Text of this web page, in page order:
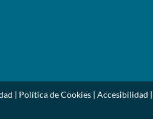
| Política de Cookies| Accesibilidad |